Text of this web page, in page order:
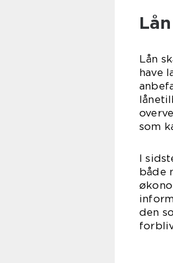
Lån
have
som
I
både
den